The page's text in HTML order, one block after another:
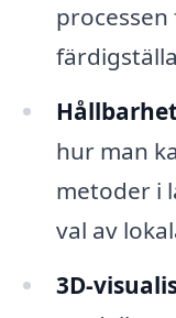
hur man
metoder i
val av
3D-